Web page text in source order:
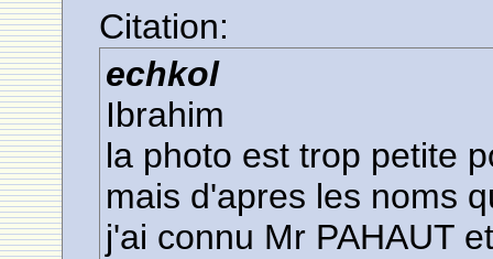
Citation:
echkol
Ibrahim
la photo est trop petite
mais d'apres les noms
j'ai connu Mr PAHAUT